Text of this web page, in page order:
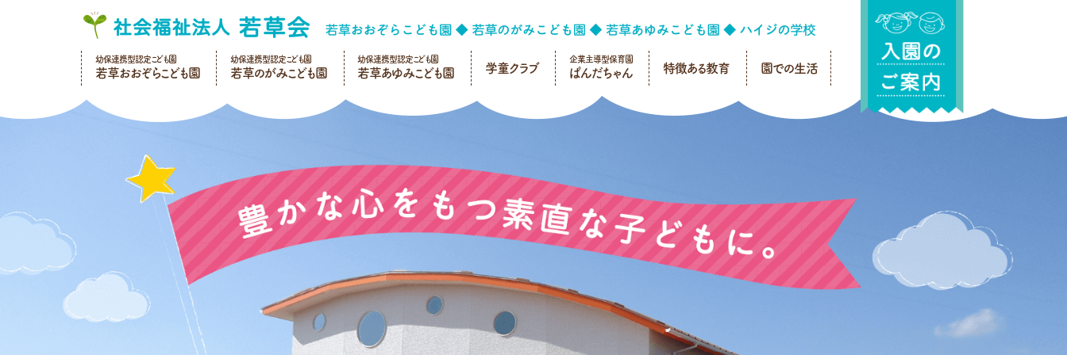
幼保連携型認定こども園
若草おおぞらこども園
幼保連携型認定こども園
若草のがみこども園
幼保連携型認定こども園
若草あゆみこども園 学童クラブ
企業主導型保育園
ぱんだちゃん 特徴ある教育 園での生活